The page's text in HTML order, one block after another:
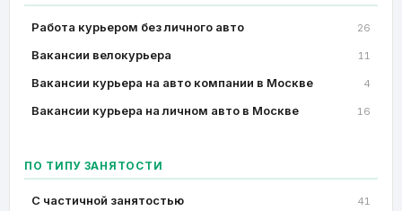
Работа курьером без личного авто 26
Вакансии велокурьера 11
Вакансии курьера на авто компании в Москве 4
Вакансии курьера на личном авто в Москве 16
ПО ТИПУ ЗАНЯТОСТИ
C частичной занятостью 41